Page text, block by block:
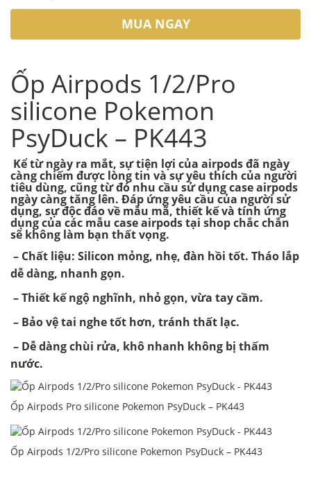
MUA NGAY
Ốp Airpods 1/2/Pro
silicone Pokemon
PsyDuck – PK443
Kể từ ngày ra mắt, sự tiện lợi của airpods đã ngày
càng chiếm được lòng tin và sự yêu thích của người
tiêu dùng, cũng từ đó nhu cầu sử dụng case airpods
ngày càng tăng lên. Đáp ứng yêu cầu của người sử
dụng, sự độc đáo về mẫu mã, thiết kế và tính ứng
dụng của các mẫu case airpods tại shop chắc chắn
sẽ không làm bạn thất vọng.
– Chất liệu: Silicon mỏng, nhẹ, đàn hồi tốt. Tháo lắp
dễ dàng, nhanh gọn.
– Thiết kế ngộ nghĩnh, nhỏ gọn, vừa tay cầm.
– Bảo vệ tai nghe tốt hơn, tránh thất lạc.
– Dễ dàng chùi rửa, khô nhanh không bị thấm
nước.
Ốp Airpods Pro silicone Pokemon PsyDuck – PK443
Ốp Airpods 1/2/Pro silicone Pokemon PsyDuck – PK443